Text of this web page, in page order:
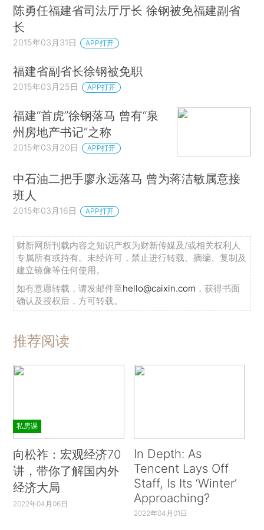
陈勇任福建省司法厅厅长 徐钢被免福建副省
长
2015年03月31日 APP打开
福建省副省长徐钢被免职
2015年03月25日 APP打开
福建“首虎”徐钢落马 曾有“泉
州房地产书记”之称
2015年03月20日 APP打开
中石油二把手廖永远落马 曾为蒋洁敏属意接
班人
2015年03月16日 APP打开
财新网所刊载内容之知识产权为财新传媒及/或相关权利人
专属所有或持有。未经许可，禁止进行转载、摘编、复制及
建立镜像等任何使用。
如有意愿转载，请发邮件至hello@caixin.com ，获得书面
确认及授权后，方可转载。
推荐阅读
私房课
向松祚：宏观经济70
讲，带你了解国内外
经济大局
2022年04月06日
In Depth: As
Tencent Lays Off
Staff, Is Its ‘Winter’
Approaching?
2022年04月01日